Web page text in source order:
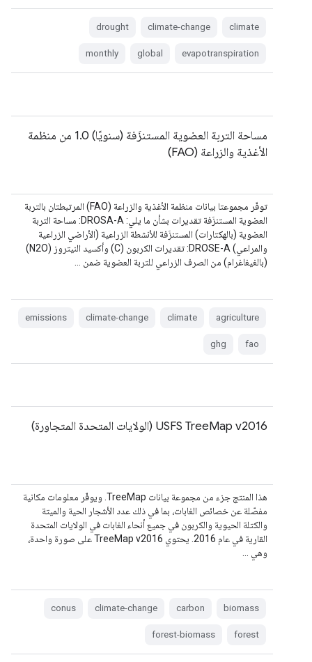
climate
climate-change
drought
evapotranspiration
global
monthly
مساحة التربة العضوية المستنزَفة (سنويًا) 1.0 من منظمة
الأغذية والزراعة (FAO)
توفّر مجموعتا بيانات منظمة الأغذية والزراعة (FAO) المرتبطتان بالتربة
العضوية المستنزَفة تقديرات بشأن ما يلي: DROSA-A: مساحة التربة
العضوية (بالهكتارات) المستنزَفة للأنشطة الزراعية (الأراضي الزراعية
والمراعي) DROSE-A: تقديرات الكربون (C) وأكسيد النيتروز (N2O)
(بالغيغاغرام) من الصرف الزراعي للتربة العضوية ضمن …
agriculture
climate
climate-change
emissions
fao
ghg
‫USFS TreeMap v2016 (الولايات المتحدة المتجاورة)
هذا المنتج جزء من مجموعة بيانات TreeMap. ويوفّر معلومات مكانية
مفصّلة عن خصائص الغابات، بما في ذلك عدد الأشجار الحية والميتة
والكتلة الحيوية والكربون في جميع أنحاء الغابات في الولايات المتحدة
القارية في عام 2016. يحتوي TreeMap v2016 على صورة واحدة،
وهي …
biomass
carbon
climate-change
conus
forest
forest-biomass